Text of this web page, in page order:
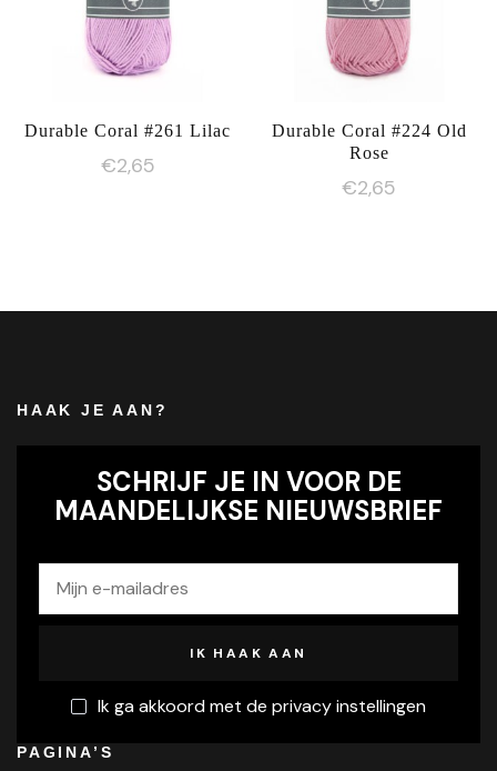
Durable Coral #261 Lilac
€2,65
Durable Coral #224 Old
Rose
€2,65
HAAK JE AAN?
SCHRIJF JE IN VOOR DE
MAANDELIJKSE NIEUWSBRIEF
Ik ga akkoord met de privacy instellingen
PAGINA’S